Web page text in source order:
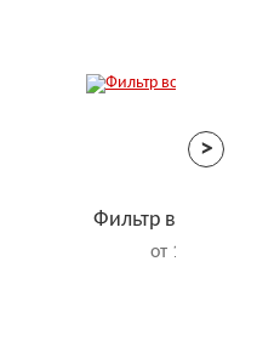
Фильтр
от 150 ₽
>